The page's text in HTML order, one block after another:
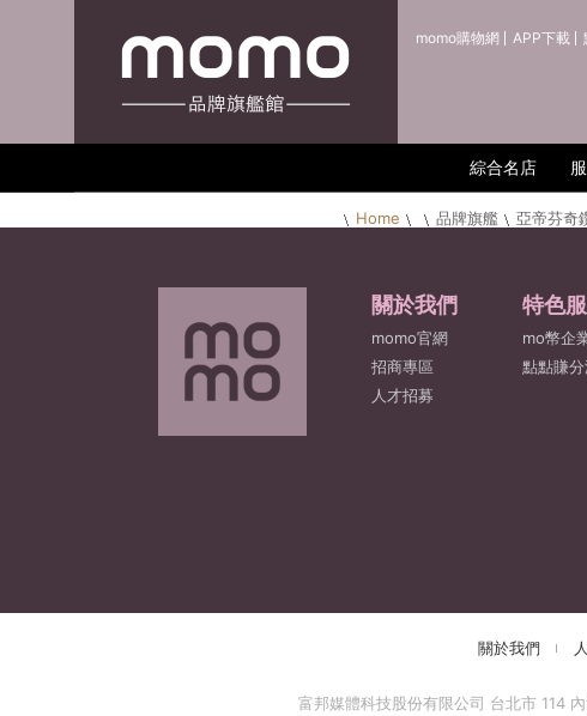
momo購物網 APP下載
綜合名店
Home 品牌旗艦 亞帝芬奇
關於我們
momo官網
招商專區
人才招募
特色
mo幣企
點點賺
關於我們
富邦媒體科技股份有限公司 台北市 114